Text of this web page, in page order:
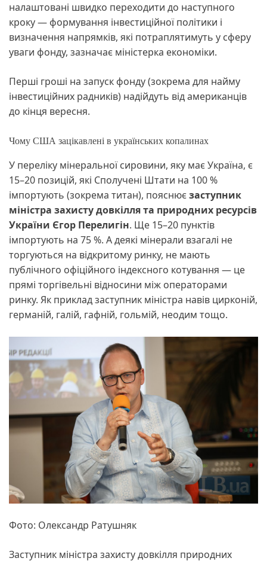
налаштовані швидко переходити до наступного
кроку — формування інвестиційної політики і
визначення напрямків, які потраплятимуть у сферу
уваги фонду, зазначає міністерка економіки.
Перші гроші на запуск фонду (зокрема для найму
інвестиційних радників) надійдуть від американців
до кінця вересня.
Чому США зацікавлені в українських копалинах
У переліку мінеральної сировини, яку має Україна, є
15–20 позицій, які Сполучені Штати на 100 %
імпортують (зокрема титан), пояснюєзаступник
міністра захисту довкілля та природних ресурсів
України Єгор Перелигін. Ще 15–20 пунктів
імпортують на 75 %. А деякі мінерали взагалі не
торгуються на відкритому ринку, не мають
публічного офіційного індексного котування — це
прямі торгівельні відносини між операторами
ринку. Як приклад заступник міністра навів цирконій,
германій, галій, гафній, гольмій, неодим тощо.
Фото: Олександр Ратушняк
Заступник міністра захисту довкілля природних